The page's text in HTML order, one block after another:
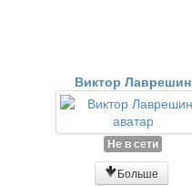
Виктор Лаврешин
Не в сети
Больше